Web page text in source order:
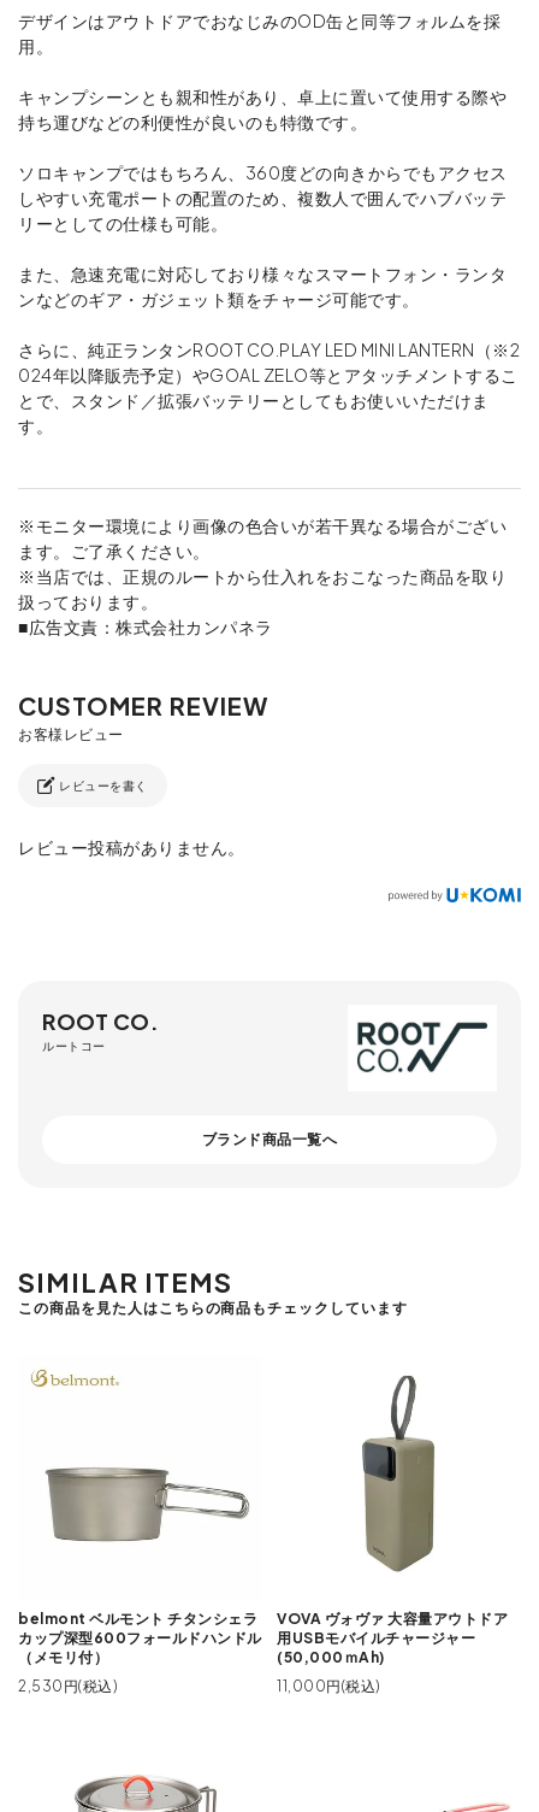
デザインはアウトドアでおなじみのOD缶と同等フォルムを採
用。
キャンプシーンとも親和性があり、卓上に置いて使用する際や
持ち運びなどの利便性が良いのも特徴です。
ソロキャンプではもちろん、360度どの向きからでもアクセス
しやすい充電ポートの配置のため、複数人で囲んでハブバッテ
リーとしての仕様も可能。
また、急速充電に対応しており様々なスマートフォン・ランタ
ンなどのギア・ガジェット類をチャージ可能です。
さらに、純正ランタンROOT CO.PLAY LED MINI LANTERN（※2
024年以降販売予定）やGOAL ZELO等とアタッチメントするこ
とで、スタンド／拡張バッテリーとしてもお使いいただけま
す。
※モニター環境により画像の色合いが若干異なる場合がござい
ます。ご了承ください。
※当店では、正規のルートから仕入れをおこなった商品を取り
扱っております。
■広告文責：株式会社カンパネラ
レビューを書く
レビュー投稿がありません。
ROOT CO.
ルートコー
ブランド商品一覧へ
SIMILAR ITEMS
この商品を見た人はこちらの商品もチェックしています
belmont ベルモント チタンシェラ
カップ深型600フォールドハンドル
（メモリ付）
2,530円(税込)
VOVA ヴォヴァ 大容量アウトドア
用USBモバイルチャージャー
(50,000ｍAh)
11,000円(税込)